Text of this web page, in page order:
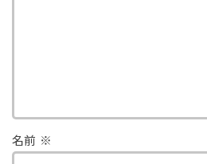
名前 ※